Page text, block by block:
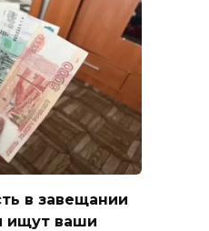
в завещании
ищут ваши